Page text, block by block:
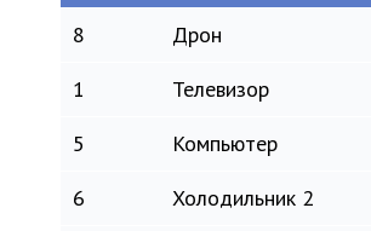
8 Дрон
1
Телевизор
5
Компьютер
6
Холодильник 2